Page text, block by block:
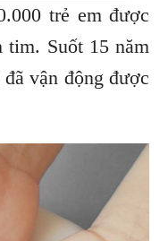
trẻ em được
tim. Suốt 15 năm
vận động được